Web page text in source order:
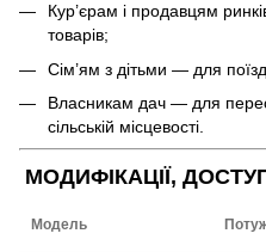
Кур’єрам і продавцям
товарів;
Сім’ям з дітьми — для
Власникам дач — для
сільській місцевості.
МОДИФІКАЦІЇ,
Модель